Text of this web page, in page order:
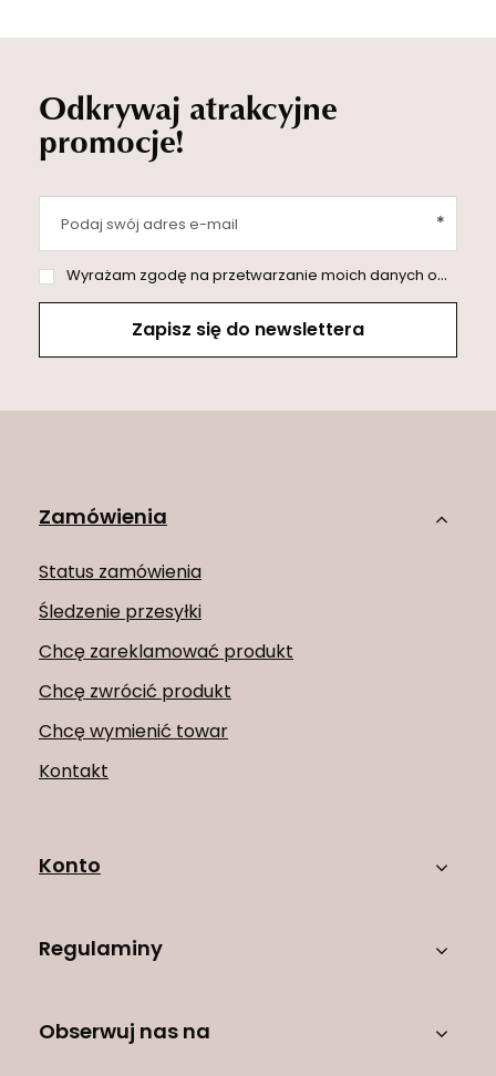
Odkrywaj atrakcyjne
promocje!
Podaj swój adres e-mail
Wyrażam zgodę na przetwarzanie moich danych osobowych (adres e-mail) na potrzeby wysyłki newslettera z informacją handlową (marketing). Więcej w
Zapisz się do newslettera
Zamówienia
Status zamówienia
Śledzenie przesyłki
Chcę zareklamować produkt
Chcę zwrócić produkt
Chcę wymienić towar
Kontakt
Konto
Regulaminy
Obserwuj nas na